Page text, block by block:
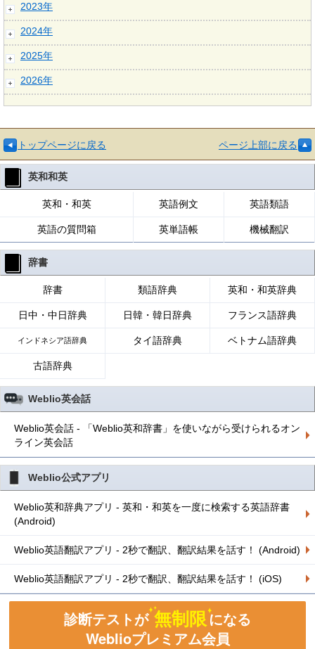
2023年
2024年
2025年
2026年
トップページに戻る ページ上部に戻る
英和和英
英和・和英 英語例文 英語類語
英語の質問箱 英単語帳 機械翻訳
辞書
辞書 類語辞典 英和・和英辞典
日中・中日辞典 日韓・韓日辞典 フランス語辞典
インドネシア語辞典 タイ語辞典 ベトナム語辞典
古語辞典
Weblio英会話
Weblio英会話 - 「Weblio英和辞書」を使いながら受けられるオン
ライン英会話
Weblio公式アプリ
Weblio英和辞典アプリ - 英和・和英を一度に検索する英語辞書
(Android)
Weblio英語翻訳アプリ - 2秒で翻訳、翻訳結果を話す！ (Android)
Weblio英語翻訳アプリ - 2秒で翻訳、翻訳結果を話す！ (iOS)
診断テストが 無制限になる
Weblioプレミアム会員